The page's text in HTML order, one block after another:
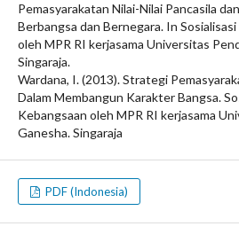
Pemasyarakatan Nilai-Nilai Pancasila
Berbangsa dan Bernegara. In
oleh MPR RI kerjasama Universitas
Singaraja.
Wardana, I. (2013). Strategi
Dalam Membangun Karakter Bangsa.
Kebangsaan oleh MPR RI kerjasama
Ganesha. Singaraja
PDF (Indonesia)